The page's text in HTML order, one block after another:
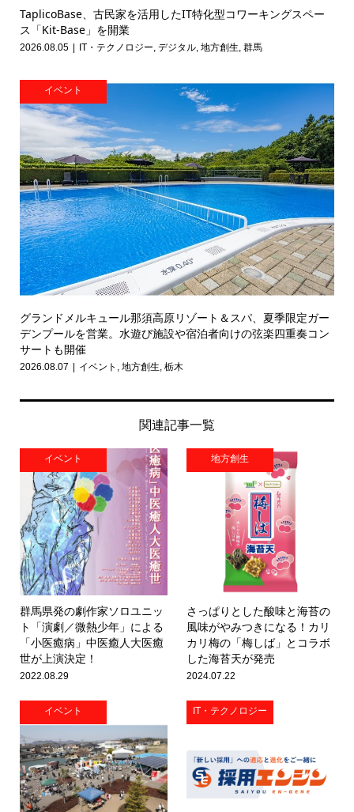
TaplicoBase、古民家を活用したIT特化型コワーキングスペー
ス「Kit-Base」を開業
2026.08.05 IT・テクノロジー, デジタル, 地方創生, 群馬
イベント
グランドメルキュール那須高原リゾート＆スパ、夏季限定ガー
デンプールを営業。水遊び施設や宿泊者向けの弦楽四重奏コン
サートも開催
2026.08.07 イベント , 地方創生, 栃木
関連記事一覧
イベント
群馬県発の劇作家ソロユニッ
ト「演劇／微熱少年」による
「小医癒病」中医癒人大医癒
世が上演決定！
2022.08.29
地方創生
さっぱりとした酸味と海苔の
風味がやみつきになる！カリ
カリ梅の「梅しば」とコラボ
した海苔天が発売
2024.07.22
イベント IT・テクノロジー